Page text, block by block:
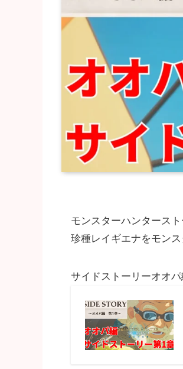
モンスターハンタース
珍種レイギエナをモン
サイドストーリーオオ